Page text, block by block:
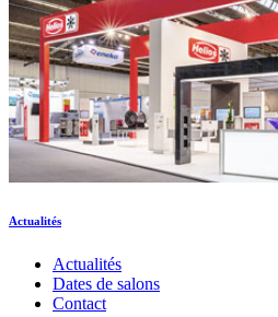
Actualités
Actualités
Dates de salons
Contact